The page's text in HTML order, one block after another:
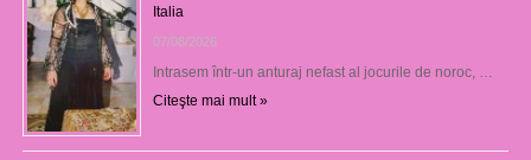
Italia
07/08/2026
Intrasem într-un anturaj nefast al jocurile de noroc, …
Citeşte mai mult »